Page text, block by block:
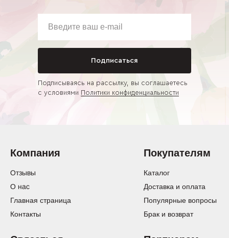
Подписаться
Подписываясь на рассылку, вы соглашаетесь
с условиями Политики конфиденциальности
Компания Покупателям
О нас
Главная страница
Контакты
Каталог
Доставка и оплата
Популярные вопросы
Брак и возврат
Отзывы